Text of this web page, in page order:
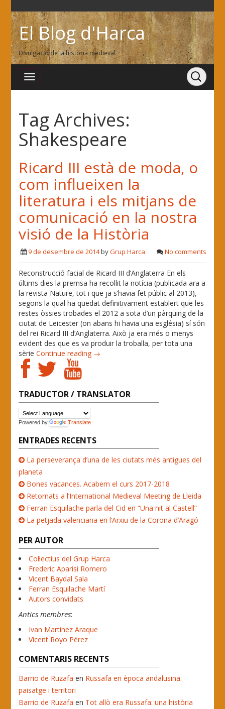
El Blog d'Harca
Divulgació de la història medieval
Tag Archives:
Shakespeare
Ricard III està de moda, o
com influeixen la
literatura i els mitjans de
comunicació en la nostra
visió de la Història
9 de desembre de 2014byGrup Harca No comments
Reconstrucció facial de Ricard III d’Anglaterra En els
últims dies la premsa ha recollit la notícia (publicada ara a
la revista Nature, tot i que ja s’havia fet públic al 2013),
segons la qual ha quedat definitivament establert que les
restes òssies trobades el 2012 a sota d’un pàrquing de la
ciutat de Leicester (on abans hi havia una església) sí són
del rei Ricard III d’Anglaterra. Això ja era més o menys
evident des que es va produir la troballa, per tota una
sèrieContinue reading →
TRADUCTOR / TRANSLATOR
Powered by Translate
ENTRADES RECENTS
La perseverança d’una de les ciutats més antigues del
planeta
Bones vacances. Acabem el curs 2017-2018
Retornats a l’International Medieval Meeting de Lleida
Ferran Esquilache parla del Cid en “Una nit al Castell”
La petjada valenciana en l’Arxiu de la Corona d’Aragó
PER AUTOR
Col·lectius del Grup Harca
Frederic Aparisi Romero
Vicent Baydal Sala
Ferran Esquilache Martí
Autors convidats
Antics membres:
Ivan Martínez Araque
Vicent Royo Pérez
COMENTARIS RECENTS
Barrio de Ruzafa en Russafa en època andalusina:
paisatge i territori
Barrio de Ruzafa en Tot allò era Russafa: una història